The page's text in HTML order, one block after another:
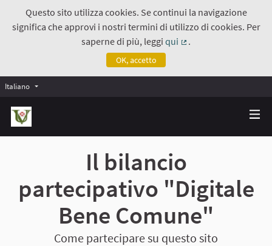
Questo sito utilizza cookies. Se continui la navigazione
significa che approvi i nostri termini di utilizzo di cookies. Per
saperne di più, leggiqui
.
OK, accetto
Italiano
Il bilancio
partecipativo "Digitale
Bene Comune"
Come partecipare su questo sito